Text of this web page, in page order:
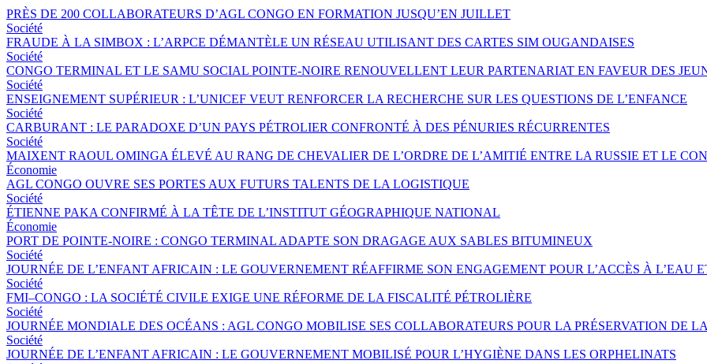
PRÈS DE 200 COLLABORATEURS D’AGL CONGO EN FORMATION JUSQU’EN JUILLET
Société
FRAUDE À LA SIMBOX : L’ARPCE DÉMANTÈLE UN RÉSEAU UTILISANT DES CARTES SIM OUGANDAISES
Société
CONGO TERMINAL ET LE SAMU SOCIAL POINTE-NOIRE RENOUVELLENT LEUR PARTENARIAT EN FAVEUR DES
Société
ENSEIGNEMENT SUPÉRIEUR : L’UNICEF VEUT RENFORCER LA RECHERCHE SUR LES QUESTIONS DE L’ENFANCE
Société
CARBURANT : LE PARADOXE D’UN PAYS PÉTROLIER CONFRONTÉ À DES PÉNURIES RÉCURRENTES
Société
MAIXENT RAOUL OMINGA ÉLEVÉ AU RANG DE CHEVALIER DE L’ORDRE DE L’AMITIÉ ENTRE LA RUSSIE ET LE
Économie
AGL CONGO OUVRE SES PORTES AUX FUTURS TALENTS DE LA LOGISTIQUE
Société
ÉTIENNE PAKA CONFIRMÉ À LA TÊTE DE L’INSTITUT GÉOGRAPHIQUE NATIONAL
Économie
PORT DE POINTE-NOIRE : CONGO TERMINAL ADAPTE SON DRAGAGE AUX SABLES BITUMINEUX
Société
JOURNÉE DE L’ENFANT AFRICAIN : LE GOUVERNEMENT RÉAFFIRME SON ENGAGEMENT POUR L’ACCÈS À L’EAU
Société
FMI–CONGO : LA SOCIÉTÉ CIVILE EXIGE UNE RÉFORME DE LA FISCALITÉ PÉTROLIÈRE
Société
JOURNÉE MONDIALE DES OCÉANS : AGL CONGO MOBILISE SES COLLABORATEURS POUR LA PRÉSERVATION DE
Société
JOURNÉE DE L’ENFANT AFRICAIN : LE GOUVERNEMENT MOBILISÉ POUR L’HYGIÈNE DANS LES ORPHELINATS